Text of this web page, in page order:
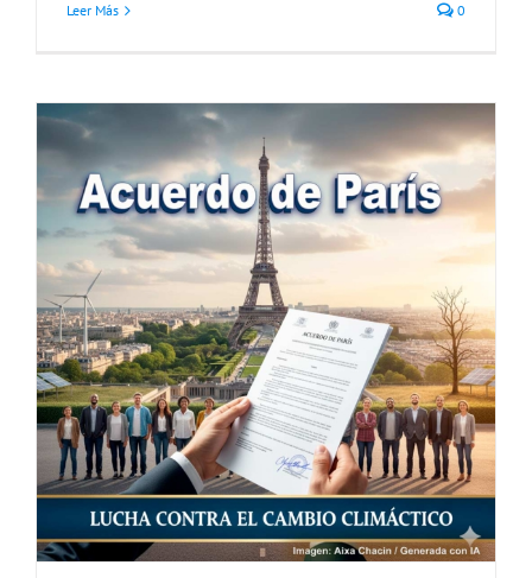
Leer Más 0